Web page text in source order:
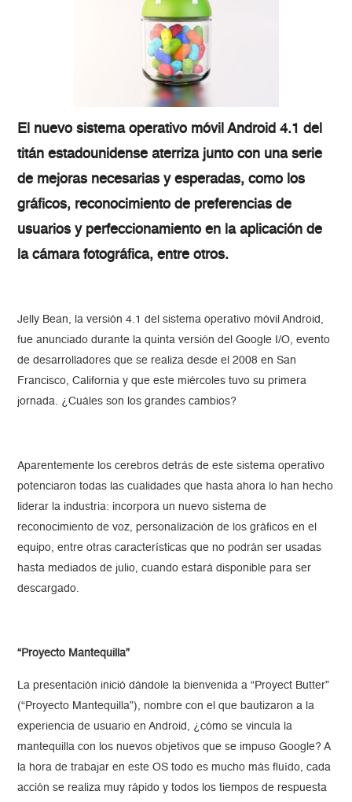
El nuevo sistema operativo móvil Android 4.1 del
titán estadounidense aterriza junto con una serie
de mejoras necesarias y esperadas, como los
gráficos, reconocimiento de preferencias de
usuarios y perfeccionamiento en la aplicación de
la cámara fotográfica, entre otros.
Jelly Bean, la versión 4.1 del sistema operativo móvil Android,
fue anunciado durante la quinta versión del Google I/O, evento
de desarrolladores que se realiza desde el 2008 en San
Francisco, California y que este miércoles tuvo su primera
jornada. ¿Cuáles son los grandes cambios?
Aparentemente los cerebros detrás de este sistema operativo
potenciaron todas las cualidades que hasta ahora lo han hecho
liderar la industria: incorpora un nuevo sistema de
reconocimiento de voz, personalización de los gráficos en el
equipo, entre otras características que no podrán ser usadas
hasta mediados de julio, cuando estará disponible para ser
descargado.
“Proyecto Mantequilla”
La presentación inició dándole la bienvenida a “Proyect Butter”
(“Proyecto Mantequilla”), nombre con el que bautizaron a la
experiencia de usuario en Android, ¿cómo se vincula la
mantequilla con los nuevos objetivos que se impuso Google? A
la hora de trabajar en este OS todo es mucho más fluído, cada
acción se realiza muy rápido y todos los tiempos de respuesta